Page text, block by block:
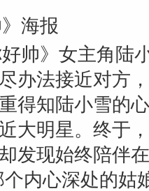
海报
帅》女主角陆
办法接近对方
得知陆小雪的
大明星。终于
发现始终陪伴
个内心深处的姑